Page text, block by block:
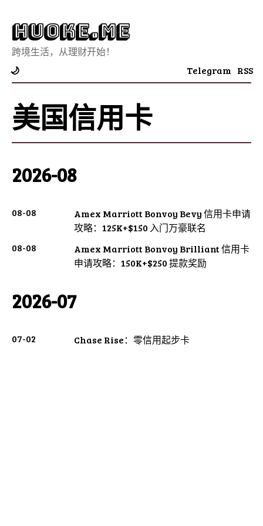
Huoke.Me
跨境生活，从理财开始！
🌙 Telegram RSS
美国信用卡
2026-08
08-08
Amex Marriott Bonvoy Bevy 信用卡申请
攻略：125K+$150 入门万豪联名
08-08
Amex Marriott Bonvoy Brilliant 信用卡
申请攻略：150K+$250 提款奖励
2026-07
07-02 Chase Rise：零信用起步卡